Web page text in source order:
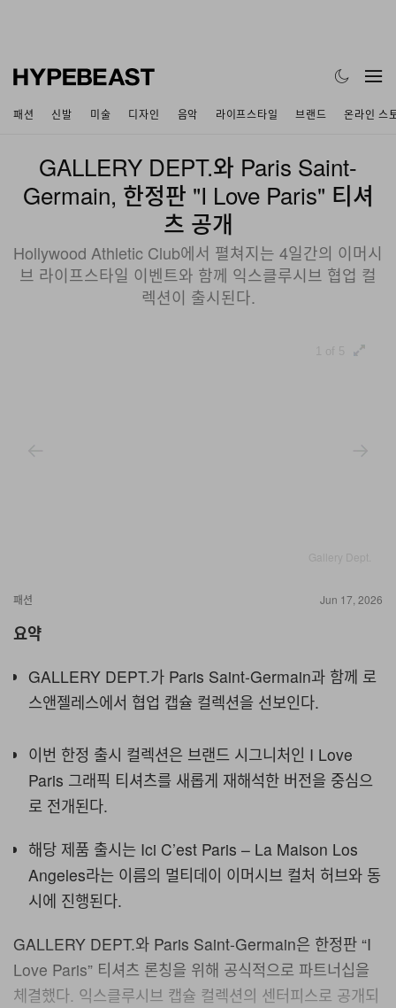
패션 신발 미술 디자인 음악 라이프스타일 브랜드 온라인 스
GALLERY DEPT.와 Paris Saint-
Germain, 한정판 "I Love Paris" 티셔
츠 공개
Hollywood Athletic Club에서 펼쳐지는 4일간의 이머시
브 라이프스타일 이벤트와 함께 익스클루시브 협업 컬
렉션이 출시된다.
패션 Jun 17, 2026
요약
GALLERY DEPT.가 Paris Saint-Germain과 함께 로
스앤젤레스에서 협업 캡슐 컬렉션을 선보인다.
이번 한정 출시 컬렉션은 브랜드 시그니처인 I Love
Paris 그래픽 티셔츠를 새롭게 재해석한 버전을 중심으
로 전개된다.
해당 제품 출시는 Ici C’est Paris – La Maison Los
Angeles라는 이름의 멀티데이 이머시브 컬처 허브와 동
시에 진행된다.
GALLERY DEPT.와 Paris Saint-Germain은 한정판 “I
Love Paris” 티셔츠 론칭을 위해 공식적으로 파트너십을
체결했다. 익스클루시브 캡슐 컬렉션의 센터피스로 공개되